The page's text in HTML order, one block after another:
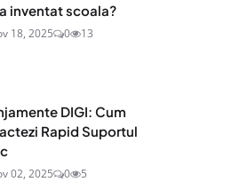
inventat scoala?
18, 2025 0 13
DIGI: Cum
Rapid Suportul
02, 2025 0 5